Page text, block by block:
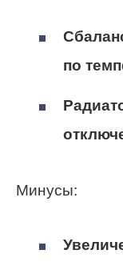
по
Минусы: